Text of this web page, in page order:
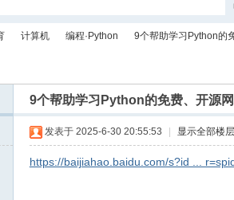
计算机
›
编程·Python
›
9个帮助学习Python的
9个帮助学习Python的免费、开源
发表于 2025-6-30 20:55:53 显示全部楼层
https://baijiahao.baidu.com/s?id ...